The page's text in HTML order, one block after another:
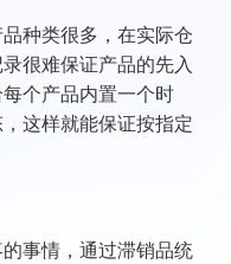
种类很多，在实际仓
很难保证产品的先入
个产品内置一个时
这样就能保证按指定
事情，通过滞销品统